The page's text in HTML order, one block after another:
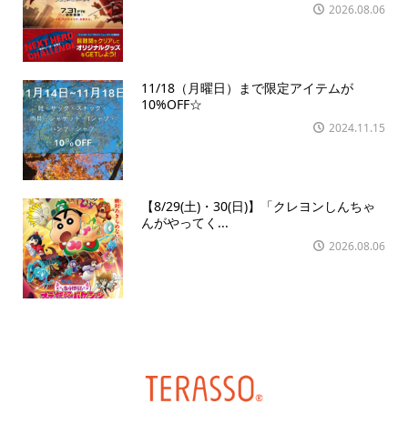
2026.08.06
11/18（月曜日）まで限定アイテムが
10%OFF☆
2024.11.15
【8/29(土)・30(日)】「クレヨンしんちゃ
んがやってく...
2026.08.06